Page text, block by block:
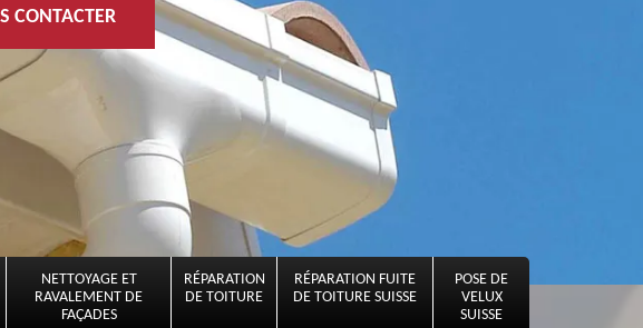
CONTACTER
NETTOYAGE ET
RAVALEMENT DE
FAÇADES
RÉPARATION
DE TOITURE
RÉPARATION FUITE
DE TOITURE SUISSE
POSE DE
VELUX
SUISSE